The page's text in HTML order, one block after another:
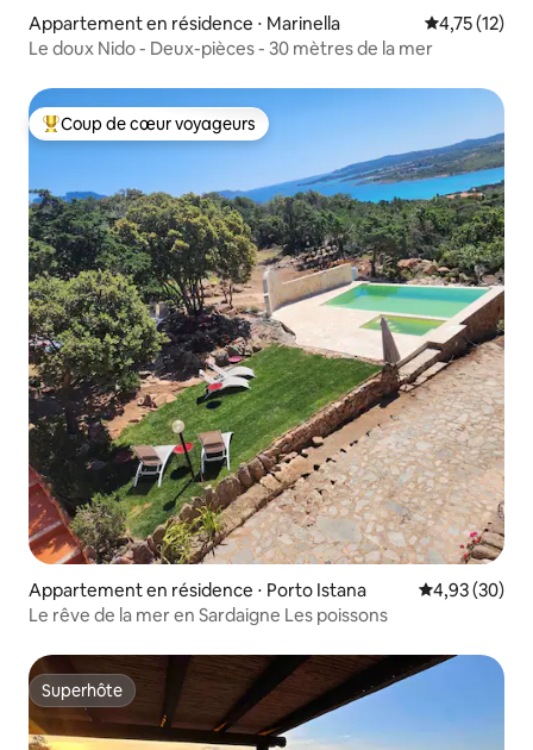
Appartement en résidence ⋅ Marinella Évaluation
4,75 (12)
Le doux Nido - Deux-pièces - 30 mètres de la mer
Coups de cœur voyageurs les plus appréciés
Coup de cœur voyageurs
Appartement en résidence ⋅ Porto Istana Évaluation
4,93 (30)
Le rêve de la mer en Sardaigne Les poissons
Superhôte
Superhôte